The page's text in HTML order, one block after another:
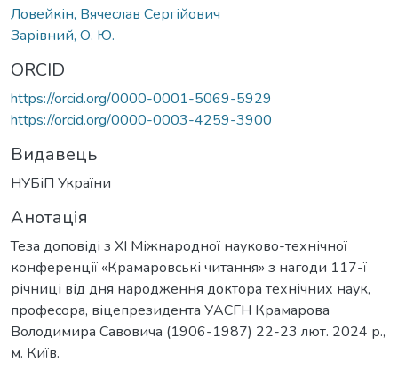
Ловейкін, Вячеслав Сергійович
Зарівний, О. Ю.
ORCID
https://orcid.org/0000-0001-5069-5929
https://orcid.org/0000-0003-4259-3900
Видавець
НУБіП України
Анотація
Теза доповіді з ХІ Міжнародної науково-технічної
конференції «Крамаровські читання» з нагоди 117-ї
річниці від дня народження доктора технічних наук,
професора, віцепрезидента УАСГН Крамарова
Володимира Савовича (1906-1987) 22-23 лют. 2024 р.,
м. Київ.